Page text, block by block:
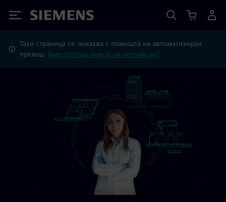
Siemens
Тази страница се показва с помощта на автоматизиран
превод. Вместо това вижте на английски?